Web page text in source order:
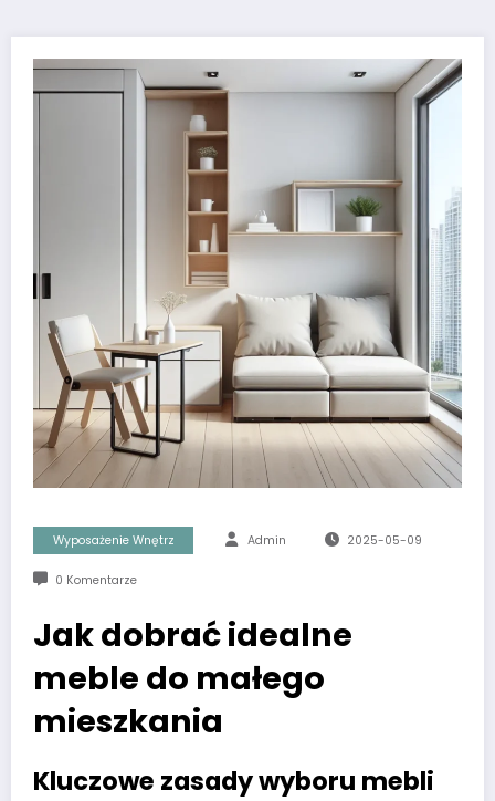
Wyposażenie Wnętrz Admin 2025-05-09
0 Komentarze
Jak dobrać idealne
meble do małego
mieszkania
Kluczowe zasady wyboru mebli